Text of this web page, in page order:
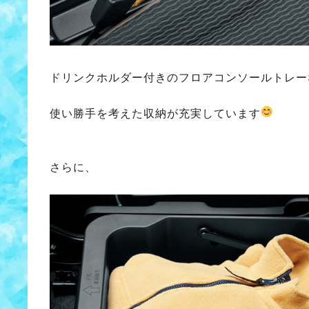
ドリンクホルダー付きのフロアコンソールトレ
使い勝手を考えた収納が充実しています
さらに、